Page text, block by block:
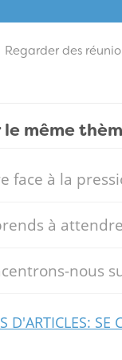
Regarder des
le même
face à la
à attendre
nous
D'ARTICLES: SE